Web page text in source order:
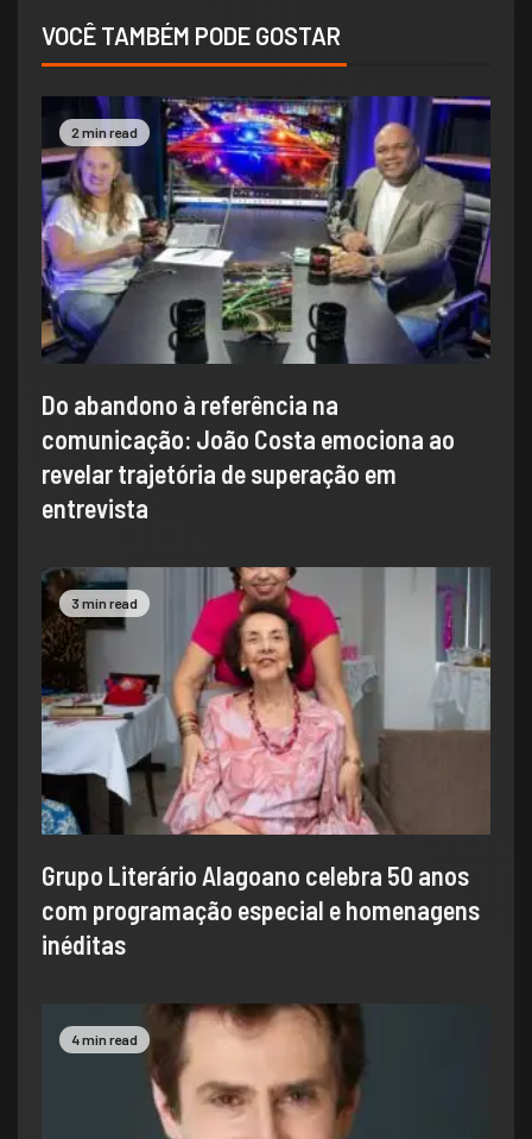
VOCÊ TAMBÉM PODE GOSTAR
2 min read
Do abandono à referência na
comunicação: João Costa emociona ao
revelar trajetória de superação em
entrevista
3 min read
Grupo Literário Alagoano celebra 50 anos
com programação especial e homenagens
inéditas
4 min read